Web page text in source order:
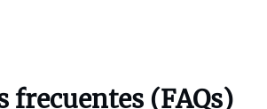
frecuentes (FAQs)